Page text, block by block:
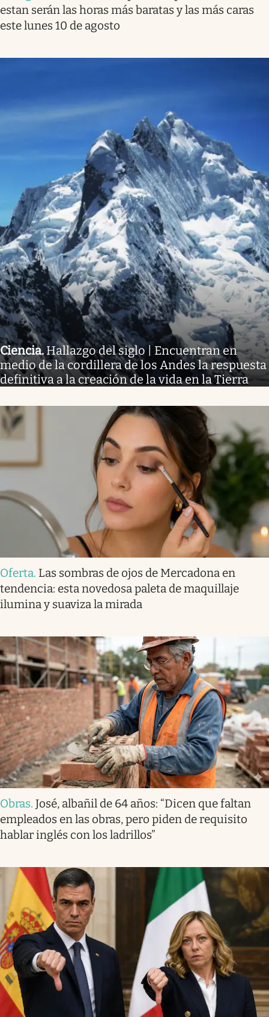
estan serán las horas más baratas y las más caras
este lunes 10 de agosto
Ciencia.Hallazgo del siglo | Encuentran en
medio de la cordillera de los Andes la respuesta
definitiva a la creación de la vida en la Tierra
Oferta. Las sombras de ojos de Mercadona en
tendencia: esta novedosa paleta de maquillaje
ilumina y suaviza la mirada
Obras. José, albañil de 64 años: “Dicen que faltan
empleados en las obras, pero piden de requisito
hablar inglés con los ladrillos”